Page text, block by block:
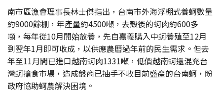
南市區漁會理事長林士傑指出，台南市外海浮棚式養蚵數量
約9000餘棚，年產量約4500噸，去殼後的蚵肉約600多
噸，每年從10月開始放養，先自嘉義購入中蚵養殖至12月
到翌年1月即可收成，以供應農曆過年前的民生需求。但去
年至11月間已進口越南蚵肉1331噸，低價越南蚵還混充台
灣蚵搶食市場，造成盤商已抽手不收目前盛產的台南蚵，盼
政府協助蚵農解決困境。